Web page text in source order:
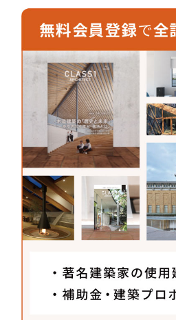
現代の水辺には転落防止用の
の物理的な距離というより柵
の距離感を決めていると言
ん。今回採用した東京製綱
りながら、麻ロープのよう
って水を覗き込みたくなる
かけてくるところが気に入
ンダン」では暗めのグレーに
うな使い方をしましたが、以
採用した際はロープに天板を
ルを製作しました。私たちの
で建築や家具をつくったり、
をつくったりと分野を横断し
メーカーさんへ聞いた